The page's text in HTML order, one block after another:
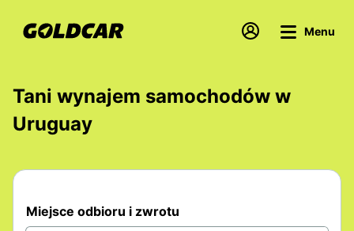
Menu
Tani wynajem samochodów w
Uruguay
Miejsce odbioru i zwrotu